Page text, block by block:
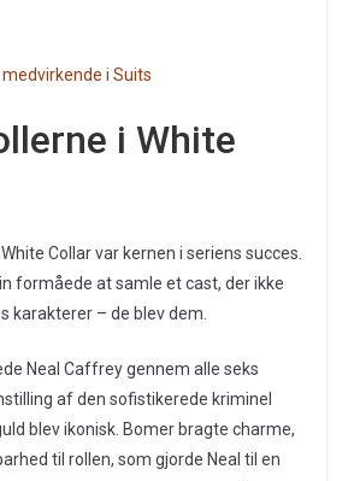
medvirkende i Suits
i White
Collar var kernen i seriens succes.
formåede at samle et cast, der ikke
karakterer – de blev dem.
Neal Caffrey gennem alle seks
af den sofistikerede kriminel
blev ikonisk. Bomer bragte charme,
til rollen, som gjorde Neal til en